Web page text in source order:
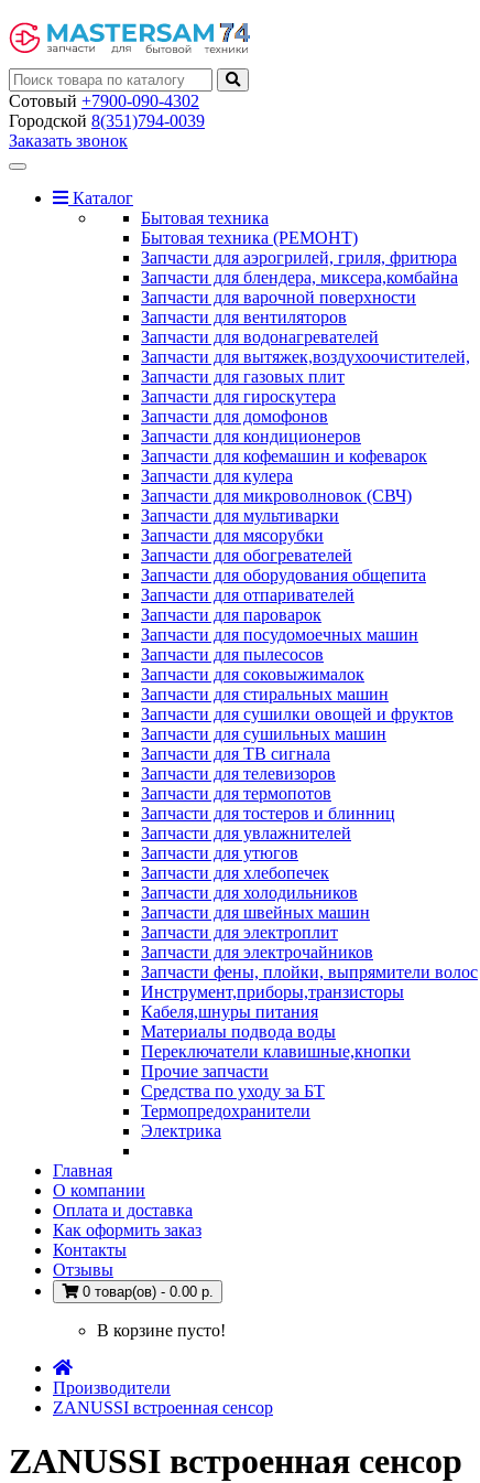
Сотовый +7900-090-4302
Городской 8(351)794-0039
Заказать звонок
Toggle
navigationКаталог
Бытовая техника
Бытовая техника (РЕМОНТ)
Запчасти для аэрогрилей, гриля, фритюра
Запчасти для блендера, миксера,комбайна
Запчасти для варочной поверхности
Запчасти для вентиляторов
Запчасти для водонагревателей
Запчасти для вытяжек,воздухоочистителей,
Запчасти для газовых плит
Запчасти для гироскутера
Запчасти для домофонов
Запчасти для кондиционеров
Запчасти для кофемашин и кофеварок
Запчасти для кулера
Запчасти для микроволновок (СВЧ)
Запчасти для мультиварки
Запчасти для мясорубки
Запчасти для обогревателей
Запчасти для оборудования общепита
Запчасти для отпаривателей
Запчасти для пароварок
Запчасти для посудомоечных машин
Запчасти для пылесосов
Запчасти для соковыжималок
Запчасти для стиральных машин
Запчасти для сушилки овощей и фруктов
Запчасти для сушильных машин
Запчасти для ТВ сигнала
Запчасти для телевизоров
Запчасти для термопотов
Запчасти для тостеров и блинниц
Запчасти для увлажнителей
Запчасти для утюгов
Запчасти для хлебопечек
Запчасти для холодильников
Запчасти для швейных машин
Запчасти для электроплит
Запчасти для электрочайников
Запчасти фены, плойки, выпрямители волос
Инструмент,приборы,транзисторы
Кабеля,шнуры питания
Материалы подвода воды
Переключатели клавишные,кнопки
Прочие запчасти
Средства по уходу за БТ
Термопредохранители
Электрика
Главная
О компании
Оплата и доставка
Как оформить заказ
Контакты
Отзывы
0 товар(ов) - 0.00 р.
В корзине пусто!
Производители
ZANUSSI встроенная сенсор
ZANUSSI встроенная сенсор